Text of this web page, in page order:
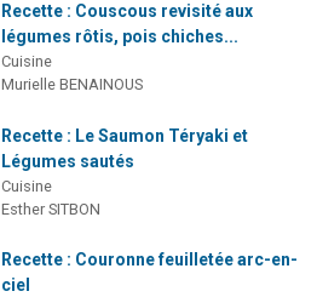
Recette : Couscous revisité aux
légumes rôtis, pois chiches...
Cuisine
Murielle BENAINOUS
Recette : Le Saumon Téryaki et
Légumes sautés
Cuisine
Esther SITBON
Recette : Couronne feuilletée arc-en-
ciel